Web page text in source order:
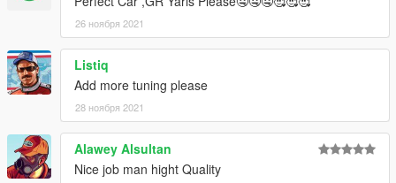
26 ноября 2021
Listiq
Add more tuning please
28 ноября 2021
Alawey Alsultan
Nice job man hight Quality